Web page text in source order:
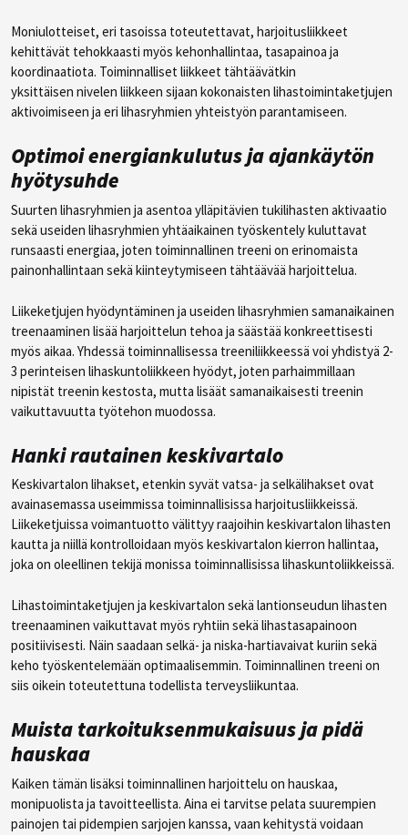
Moniulotteiset, eri tasoissa toteutettavat, harjoitusliikkeet
kehittävät tehokkaasti myös kehonhallintaa, tasapainoa ja
koordinaatiota. Toiminnalliset liikkeet tähtäävätkin
yksittäisen nivelen liikkeen sijaan kokonaisten lihastoimintaketjujen
aktivoimiseen ja eri lihasryhmien yhteistyön parantamiseen.
Optimoi energiankulutus ja ajankäytön
hyötysuhde
Suurten lihasryhmien ja asentoa ylläpitävien tukilihasten aktivaatio
sekä useiden lihasryhmien yhtäaikainen työskentely kuluttavat
runsaasti energiaa, joten toiminnallinen treeni on erinomaista
painonhallintaan sekä kiinteytymiseen tähtäävää harjoittelua.
Liikeketjujen hyödyntäminen ja useiden lihasryhmien samanaikainen
treenaaminen lisää harjoittelun tehoa ja säästää konkreettisesti
myös aikaa. Yhdessä toiminnallisessa treeniliikkeessä voi yhdistyä 2-
3 perinteisen lihaskuntoliikkeen hyödyt, joten parhaimmillaan
nipistät treenin kestosta, mutta lisäät samanaikaisesti treenin
vaikuttavuutta työtehon muodossa.
Hanki rautainen keskivartalo
Keskivartalon lihakset, etenkin syvät vatsa- ja selkälihakset ovat
avainasemassa useimmissa toiminnallisissa harjoitusliikkeissä.
Liikeketjuissa voimantuotto välittyy raajoihin keskivartalon lihasten
kautta ja niillä kontrolloidaan myös keskivartalon kierron hallintaa,
joka on oleellinen tekijä monissa toiminnallisissa lihaskuntoliikkeissä.
Lihastoimintaketjujen ja keskivartalon sekä lantionseudun lihasten
treenaaminen vaikuttavat myös ryhtiin sekä lihastasapainoon
positiivisesti. Näin saadaan selkä- ja niska-hartiavaivat kuriin sekä
keho työskentelemään optimaalisemmin. Toiminnallinen treeni on
siis oikein toteutettuna todellista terveysliikuntaa.
Muista tarkoituksenmukaisuus ja pidä
hauskaa
Kaiken tämän lisäksi toiminnallinen harjoittelu on hauskaa,
monipuolista ja tavoitteellista. Aina ei tarvitse pelata suurempien
painojen tai pidempien sarjojen kanssa, vaan kehitystä voidaan